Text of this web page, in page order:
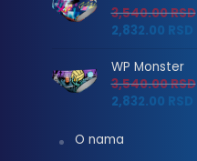
3,540.00RSD
2,832.00 RSD
WP Monster
3,540.00RSD
2,832.00 RSD
O nama